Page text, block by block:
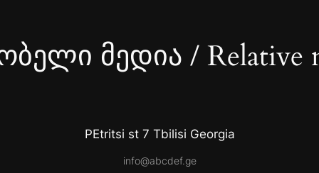
მედია / Relative
PEtritsi st 7 Tbilisi Georgia
info@abcdef.ge